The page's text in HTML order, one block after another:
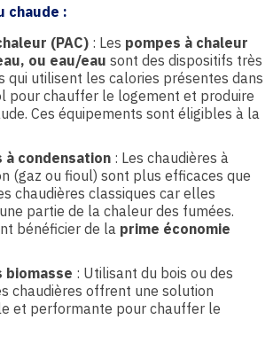
chaude :
(PAC) : Les pompes à chaleur
ou eau/eau sont des dispositifs très
qui utilisent les calories présentes dans
pour chauffer le logement et produire
Ces équipements sont éligibles à la
à condensation : Les chaudières à
(gaz ou fioul) sont plus efficaces que
chaudières classiques car elles
partie de la chaleur des fumées.
bénéficier de la prime économie
biomasse : Utilisant du bois ou des
chaudières offrent une solution
et performante pour chauffer le